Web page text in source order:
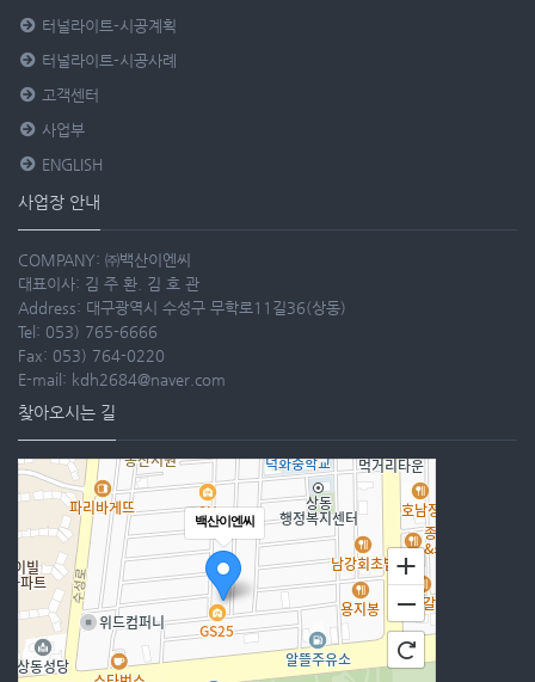
터널라이트-시공계획
터널라이트-시공사례
고객센터
사업부
ENGLISH
사업장 안내
COMPANY: ㈜백산이엔씨
대표이사: 김 주 환. 김 호 관
Address: 대구광역시 수성구 무학로11길36(상동)
Tel: 053) 765-6666
Fax: 053) 764-0220
E-mail: kdh2684@naver.com
찾아오시는 길
백산이엔씨